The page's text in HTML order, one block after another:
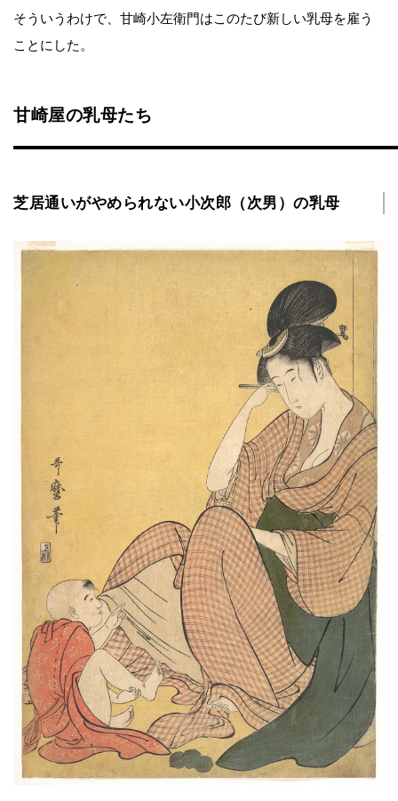
そういうわけで、甘崎小左衛門はこのたび新しい乳母を雇う
ことにした。
甘崎屋の乳母たち
芝居通いがやめられない小次郎（次男）の乳母